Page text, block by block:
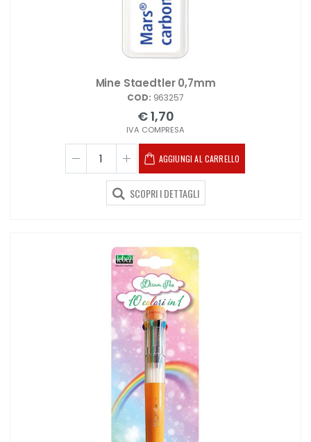
Mine Staedtler 0,7mm
COD: 963257
€ 1,70
IVA COMPRESA
AGGIUNGI AL CARRELLO
SCOPRI I DETTAGLI